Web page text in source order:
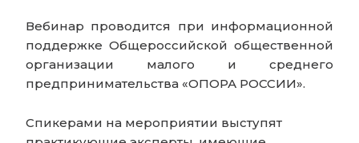
Вебинар проводится при информационной
поддержке Общероссийской общественной
организации малого и среднего
предпринимательства «ОПОРА РОССИИ».
Спикерами на мероприятии выступят